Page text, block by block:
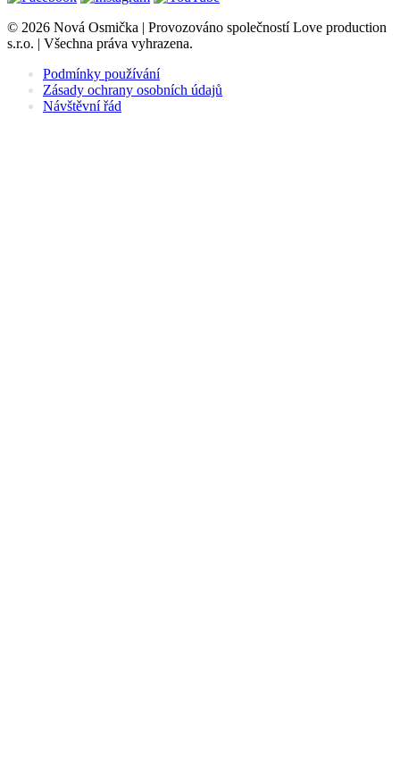
© 2026 Nová Osmička | Provozováno společností Love production
s.r.o. | Všechna práva vyhrazena.
Podmínky používání
Zásady ochrany osobních údajů
Návštěvní řád